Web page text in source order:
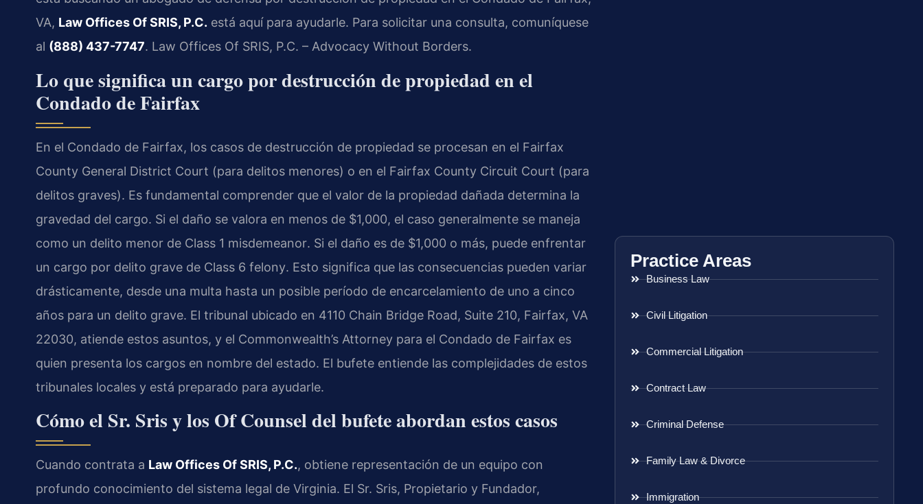
VA, Law Offices Of SRIS, P.C. está aquí para ayudarle. Para solicitar una consulta, comuníquese
al (888) 437-7747. Law Offices Of SRIS, P.C. – Advocacy Without Borders.
Lo que significa un cargo por destrucción de propiedad en el
Condado de Fairfax
En el Condado de Fairfax, los casos de destrucción de propiedad se procesan en el Fairfax
County General District Court (para delitos menores) o en el Fairfax County Circuit Court (para
delitos graves). Es fundamental comprender que el valor de la propiedad dañada determina la
gravedad del cargo. Si el daño se valora en menos de $1,000, el caso generalmente se maneja
como un delito menor de Class 1 misdemeanor. Si el daño es de $1,000 o más, puede enfrentar
un cargo por delito grave de Class 6 felony. Esto significa que las consecuencias pueden variar
drásticamente, desde una multa hasta un posible período de encarcelamiento de uno a cinco
años para un delito grave. El tribunal ubicado en 4110 Chain Bridge Road, Suite 210, Fairfax, VA
22030, atiende estos asuntos, y el Commonwealth’s Attorney para el Condado de Fairfax es
quien presenta los cargos en nombre del estado. El bufete entiende las complejidades de estos
tribunales locales y está preparado para ayudarle.
Cómo el Sr. Sris y los Of Counsel del bufete abordan estos casos
Cuando contrata a Law Offices Of SRIS, P.C., obtiene representación de un equipo con
profundo conocimiento del sistema legal de Virginia. El Sr. Sris, Propietario y Fundador,
Practice Areas
Business Law
Civil Litigation
Commercial Litigation
Contract Law
Criminal Defense
Family Law & Divorce
Immigration